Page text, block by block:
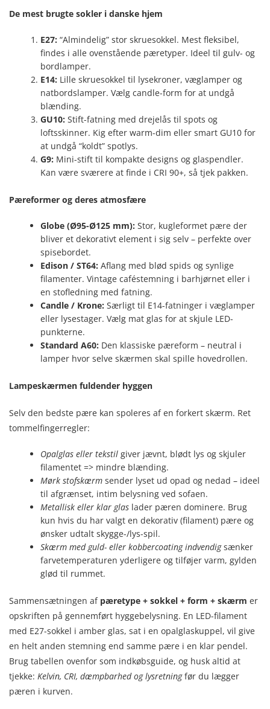
De mest brugte sokler i danske hjem
E27: “Almindelig” stor skruesokkel. Mest fleksibel,
findes i alle ovenstående pæretyper. Ideel til gulv- og
bordlamper.
E14: Lille skruesokkel til lysekroner, væglamper og
natbordslamper. Vælg candle-form for at undgå
blænding.
GU10: Stift-fatning med drejelås til spots og
loftsskinner. Kig efter warm-dim eller smart GU10 for
at undgå “koldt” spotlys.
G9: Mini-stift til kompakte designs og glaspendler.
Kan være sværere at finde i CRI 90+, så tjek pakken.
Pæreformer og deres atmosfære
Globe (Ø95-Ø125 mm): Stor, kugleformet pære der
bliver et dekorativt element i sig selv – perfekte over
spisebordet.
Edison / ST64: Aflang med blød spids og synlige
filamenter. Vintage caféstemning i barhjørnet eller i
en stofledning med fatning.
Candle / Krone: Særligt til E14-fatninger i væglamper
eller lysestager. Vælg mat glas for at skjule LED-
punkterne.
Standard A60: Den klassiske pæreform – neutral i
lamper hvor selve skærmen skal spille hovedrollen.
Lampe­skærmen fuldender hyggen
Selv den bedste pære kan spoleres af en forkert skærm. Ret
tommelfingerregler:
Opalglas eller tekstil giver jævnt, blødt lys og skjuler
filamentet => mindre blænding.
Mørk stofskærm sender lyset ud opad og nedad – ideel
til afgrænset, intim belysning ved sofaen.
Metallisk eller klar glas lader pæren dominere. Brug
kun hvis du har valgt en dekorativ (filament) pære og
ønsker udtalt skygge-/lys-spil.
Skærm med guld- eller kobbercoating indvendigsænker
farvetemperaturen yderligere og tilføjer varm, gylden
glød til rummet.
Sammensætningen af pæretype + sokkel + form + skærm er
opskriften på gennemført hyggebelysning. En LED-filament
med E27-sokkel i amber glas, sat i en opalglaskuppel, vil give
en helt anden stemning end samme pære i en klar pendel.
Brug tabellen ovenfor som indkøbsguide, og husk altid at
tjekke: Kelvin, CRI, dæmpbarhed og lysretningfør du lægger
pæren i kurven.